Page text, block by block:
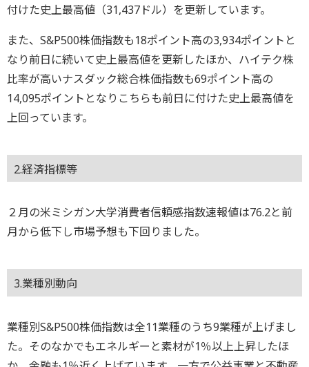
付けた史上最高値（31,437ドル）を更新しています。
また、S&P500株価指数も18ポイント高の3,934ポイントと
なり前日に続いて史上最高値を更新したほか、ハイテク株
比率が高いナスダック総合株価指数も69ポイント高の
14,095ポイントとなりこちらも前日に付けた史上最高値を
上回っています。
2.経済指標等
２月の米ミシガン大学消費者信頼感指数速報値は76.2と前
月から低下し市場予想も下回りました。
3.業種別動向
業種別S&P500株価指数は全11業種のうち9業種が上げまし
た。そのなかでもエネルギーと素材が1％以上上昇したほ